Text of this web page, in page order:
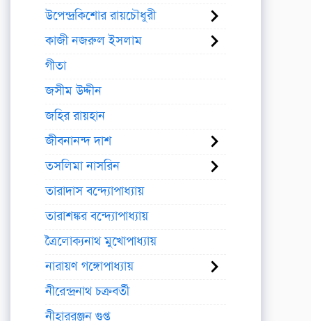
উপেন্দ্রকিশোর রায়চৌধুরী
কাজী নজরুল ইসলাম
গীতা
জসীম উদ্দীন
জহির রায়হান
জীবনানন্দ দাশ
তসলিমা নাসরিন
তারাদাস বন্দ্যোপাধ্যায়
তারাশঙ্কর বন্দ্যোপাধ্যায়
ত্রৈলোক্যনাথ মুখোপাধ্যায়
নারায়ণ গঙ্গোপাধ্যায়
নীরেন্দ্রনাথ চক্রবর্তী
নীহাররঞ্জন গুপ্ত